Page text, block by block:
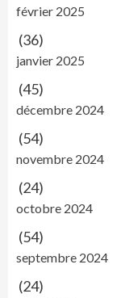
février 2025
(36)
janvier 2025
(45)
décembre 2024
(54)
novembre 2024
(24)
octobre 2024
(54)
septembre 2024
(24)